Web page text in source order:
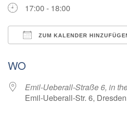
17:00 - 18:00
ZUM KALENDER
WO
Emil-Ueberall-Str. 6,